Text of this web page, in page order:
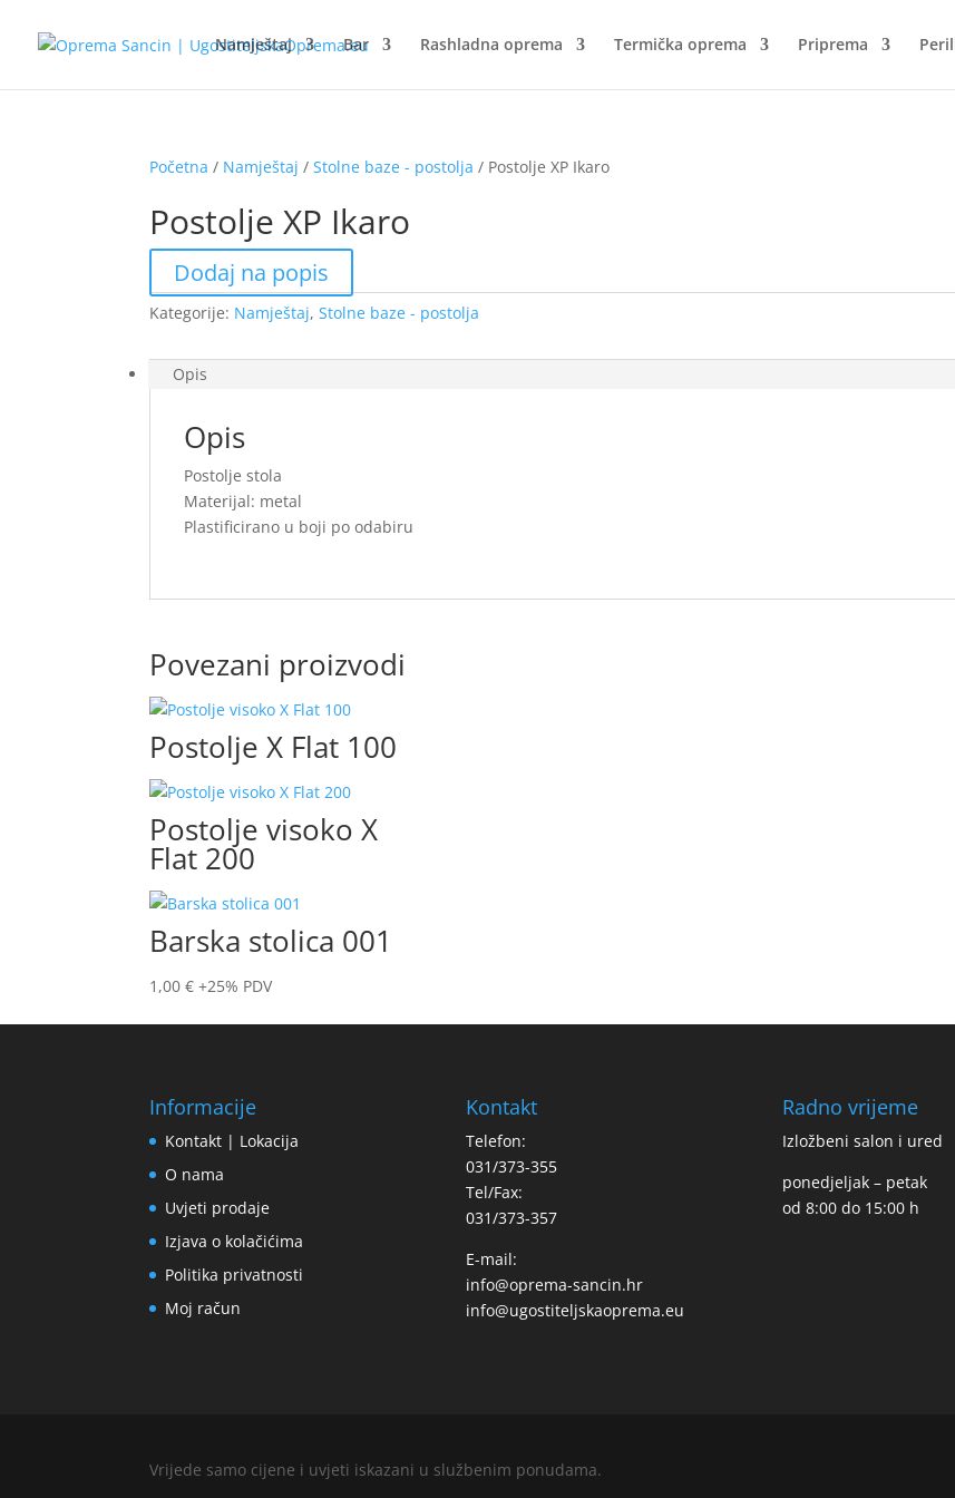
Namještaj Bar Rashladna oprema Termička oprema Priprema
Početna / Namještaj /Stolne baze - postolja / Postolje XP Ikaro
Postolje XP Ikaro
Dodaj na popis
Kategorije: Namještaj,Stolne baze - postolja
Opis
Opis
Postolje stola
Materijal: metal
Plastificirano u boji po odabiru
Povezani proizvodi
Postolje X Flat 100
Postolje visoko X
Flat 200
Barska stolica 001
1,00€ +25% PDV
Informacije
Kontakt | Lokacija
O nama
Uvjeti prodaje
Izjava o kolačićima
Politika privatnosti
Moj račun
Kontakt
Telefon:
031/373-355
Tel/Fax:
031/373-357
E-mail:
info@oprema-sancin.hr
info@ugostiteljskaoprema.eu
Radno vrijeme
Izložbeni salon i ured
ponedjeljak – petak
od 8:00 do 15:00 h
Vrijede samo cijene i uvjeti iskazani u službenim ponudama.